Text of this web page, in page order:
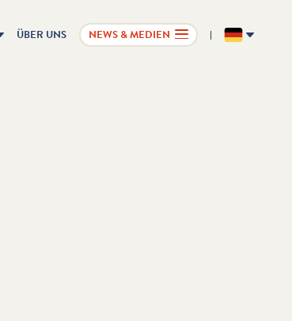
ÜBER UNS NEWS & MEDIEN DE